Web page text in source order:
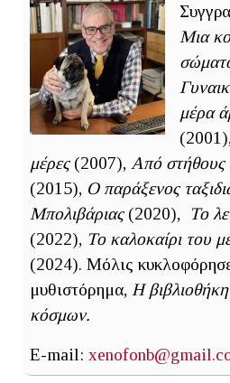
Μια
μέρα
(2001),
μέρες(2007), Από στήθους
(2015), Ο παράξενος
Μπολιβάριας(2020),
Το
(2022), Το καλοκαίρι του
(2024). Μόλις
μυθιστόρημα, Η
κόσμων.
E-mail: